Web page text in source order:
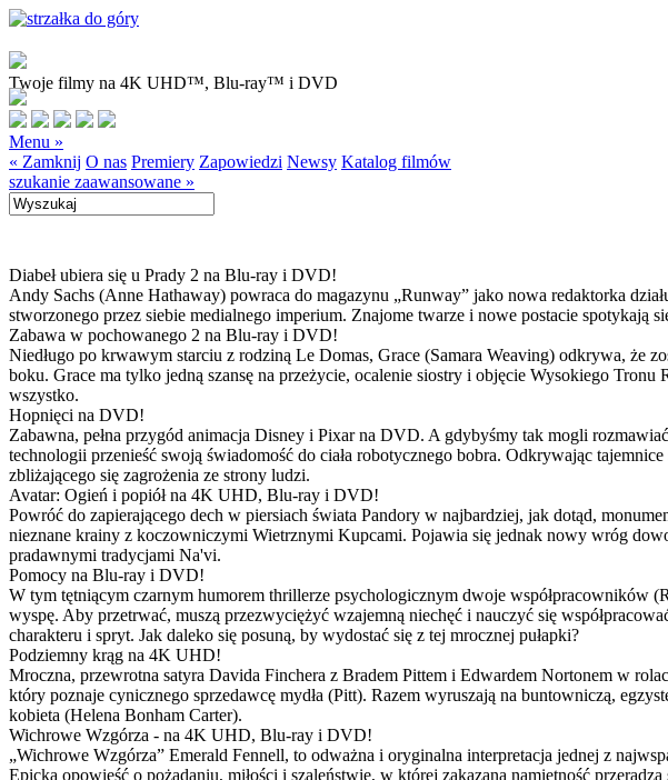
Twoje filmy na 4K UHD™, Blu-ray™ i DVD
Menu »
« Zamknij O nas Premiery Zapowiedzi Newsy Katalog filmów
szukanie zaawansowane »
Diabeł ubiera się u Prady 2 na Blu-ray i DVD!
Andy Sachs (Anne Hathaway) powraca do magazynu „Runway” jako nowa redaktorka
stworzonego przez siebie medialnego imperium. Znajome twarze i nowe postacie
Zabawa w pochowanego 2 na Blu-ray i DVD!
Niedługo po krwawym starciu z rodziną Le Domas, Grace (Samara Weaving) odkrywa, że
boku. Grace ma tylko jedną szansę na przeżycie, ocalenie siostry i objęcie Wysokiego
wszystko.
Hopnięci na DVD!
Zabawna, pełna przygód animacja Disney i Pixar na DVD. A gdybyśmy tak mogli
technologii przenieść swoją świadomość do ciała robotycznego bobra. Odkrywając
zbliżającego się zagrożenia ze strony ludzi.
Avatar: Ogień i popiół na 4K UHD, Blu-ray i DVD!
Powróć do zapierającego dech w piersiach świata Pandory w najbardziej, jak dotąd,
nieznane krainy z koczowniczymi Wietrznymi Kupcami. Pojawia się jednak nowy wróg
pradawnymi tradycjami Na'vi.
Pomocy na Blu-ray i DVD!
W tym tętniącym czarnym humorem thrillerze psychologicznym dwoje współpracowników
wyspę. Aby przetrwać, muszą przezwyciężyć wzajemną niechęć i nauczyć się
charakteru i spryt. Jak daleko się posuną, by wydostać się z tej mrocznej pułapki?
Podziemny krąg na 4K UHD!
Mroczna, przewrotna satyra Davida Finchera z Bradem Pittem i Edwardem Nortonem w
który poznaje cynicznego sprzedawcę mydła (Pitt). Razem wyruszają na buntowniczą,
kobieta (Helena Bonham Carter).
Wichrowe Wzgórza - na 4K UHD, Blu-ray i DVD!
„Wichrowe Wzgórza” Emerald Fennell, to odważna i oryginalna interpretacja jednej z
Epicka opowieść o pożądaniu, miłości i szaleństwie, w której zakazana namiętność